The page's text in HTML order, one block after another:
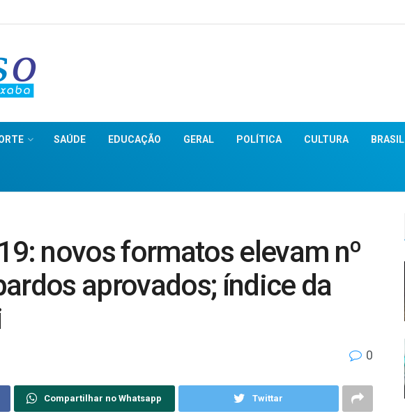
SAÚDE EDUCAÇÃO GERAL POLÍTICA CULTURA BRASIL
novos formatos elevam nº
aprovados; índice da
0
Compartilhar no Whatsapp Twittar